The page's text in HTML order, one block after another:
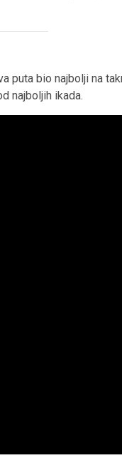
bio najbolji na
najboljih ikada.